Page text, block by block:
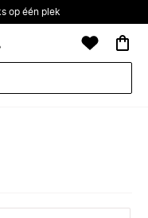
op één plek